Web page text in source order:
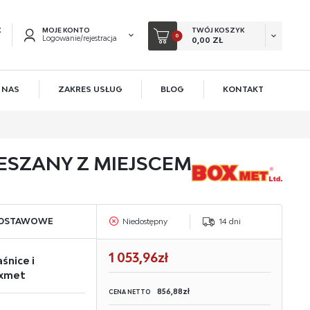
MOJE KONTO
Logowanie/rejestracja
zamówień
swoich danych przy kolejnych zakupach
0
TWÓJ KOSZYK
0,00 ZŁ
NAS ZAKRES USŁUG BLOG KONTAKT
Z MIEJSCEM
i
Niedostępny 14 dni
1 053,96zł
CENA NETTO 856,88zł